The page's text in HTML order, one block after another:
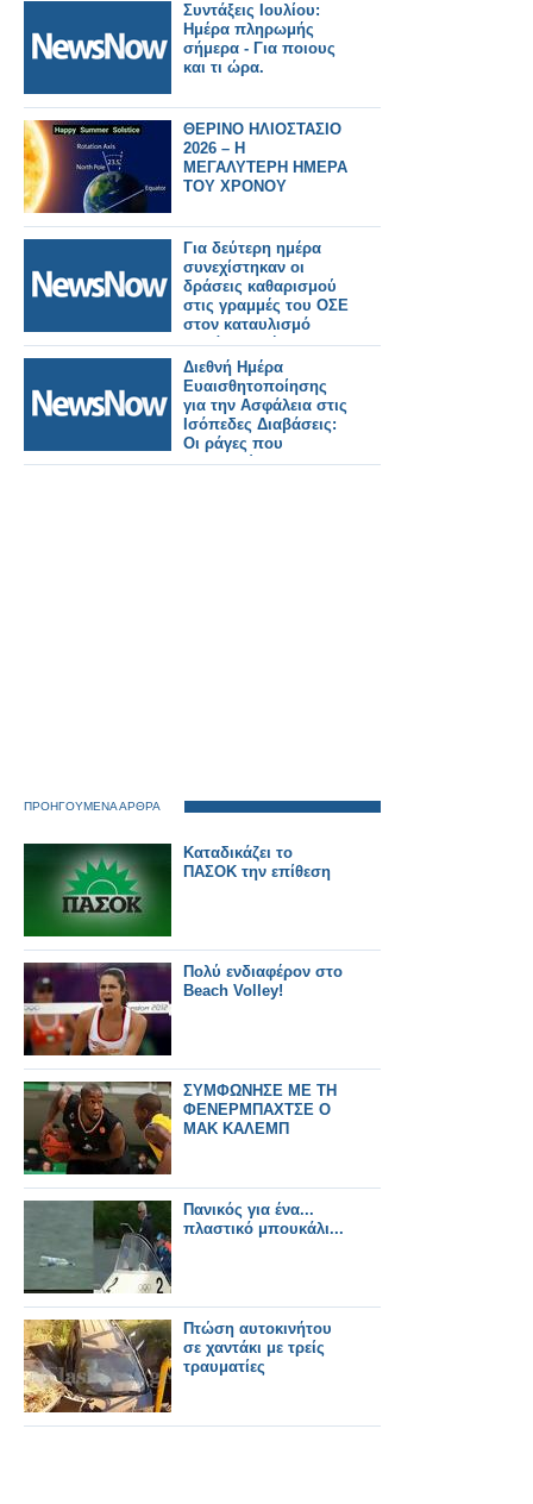
Συντάξεις Ιουλίου:
Ημέρα πληρωμής
σήμερα - Για ποιους
και τι ώρα.
ΘΕΡΙΝΟ ΗΛΙΟΣΤΑΣΙΟ
2026 – Η
ΜΕΓΑΛΥΤΕΡΗ ΗΜΕΡΑ
ΤΟΥ ΧΡΟΝΟΥ
Για δεύτερη ημέρα
συνεχίστηκαν οι
δράσεις καθαρισμού
στις γραμμές του ΟΣΕ
στον καταυλισμό
Ρομά της Θήβας.
Διεθνή Ημέρα
Ευαισθητοποίησης
για την Ασφάλεια στις
Ισόπεδες Διαβάσεις:
Οι ράγες που
συναντούν την
ΠΡΟΗΓΟΥΜΕΝΑ ΑΡΘΡΑ
Καταδικάζει το
ΠΑΣΟΚ την επίθεση
Πολύ ενδιαφέρον στο
Beach Volley!
ΣΥΜΦΩΝΗΣΕ ΜΕ ΤΗ
ΦΕΝΕΡΜΠΑΧΤΣΕ Ο
ΜΑΚ ΚΑΛΕΜΠ
Πανικός για ένα...
πλαστικό μπουκάλι...
Πτώση αυτοκινήτου
σε χαντάκι με τρείς
τραυματίες